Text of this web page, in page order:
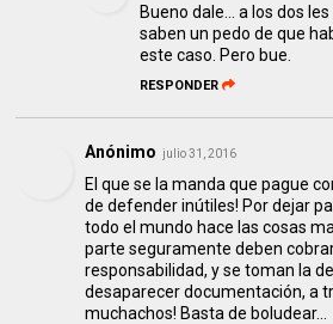
Bueno dale... a los dos
saben un pedo de que
este caso. Pero bue.
RESPONDER
Anónimo julio 31, 2016
El que se la manda que pague
de defender inútiles! Por dejar
todo el mundo hace las cosas
parte seguramente deben
responsabilidad, y se toman la
desaparecer documentación, a
muchachos! Basta de boludear...